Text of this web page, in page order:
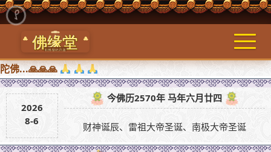
...🙏🙏🙏
2026
8-6
今佛历2570年 马年六月廿四
财神诞辰、雷祖大帝圣诞、南极大帝圣诞